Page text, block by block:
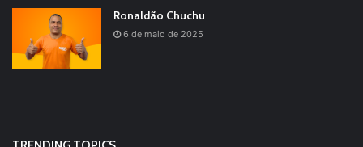
Ronaldão Chuchu
6 de maio de 2025